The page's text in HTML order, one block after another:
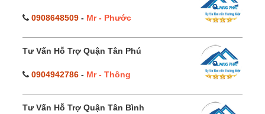
0908648509 - Mr - Phước
Tư Vấn Hỗ Trợ Quận Tân Phú
0904942786 - Mr - Thông
Tư Vấn Hỗ Trợ Quận Tân Bình